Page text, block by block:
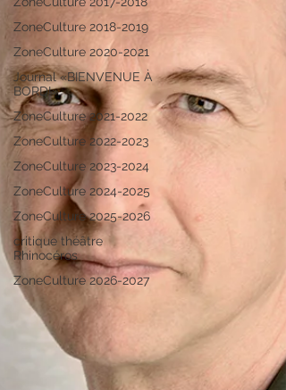
ZoneCulture 2018-2019
ZoneCulture 2020-2021
Journal «BIENVENUE À
BORD!»
ZoneCulture 2021-2022
ZoneCulture 2022-2023
ZoneCulture 2023-2024
ZoneCulture 2024-2025
ZoneCulture 2025-2026
critique théâtre
Rhinocéros
ZoneCulture 2026-2027